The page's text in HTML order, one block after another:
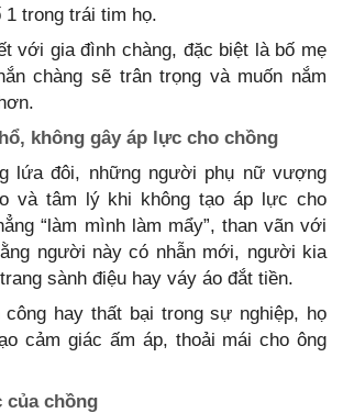
trong trái tim họ.
với gia đình chàng, đặc biệt là bố mẹ
chàng sẽ trân trọng và muốn nắm
không gây áp lực cho chồng
lứa đôi, những người phụ nữ vượng
và tâm lý khi không tạo áp lực cho
“làm mình làm mẩy”, than vãn với
người này có nhẫn mới, người kia
sành điệu hay váy áo đắt tiền.
công hay thất bại trong sự nghiệp, họ
cảm giác ấm áp, thoải mái cho ông
chồng